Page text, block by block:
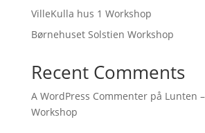
VilleKulla hus 1 Workshop
Børnehuset Solstien Workshop
Recent Comments
A WordPress Commenterpå Lunten
Workshop